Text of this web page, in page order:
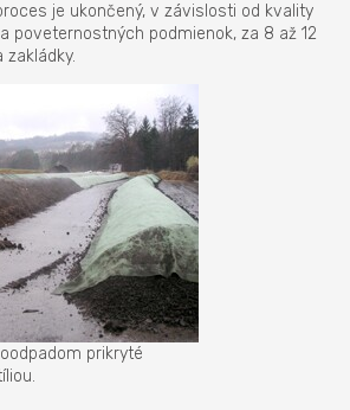
je ukončený, v závislosti od kvality
poveternostných podmienok, za 8 až 12
zakládky.
prikryté